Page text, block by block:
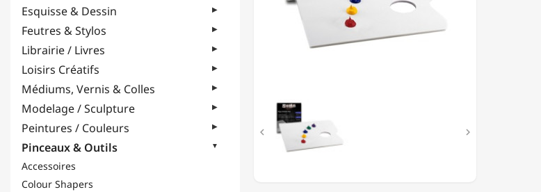
Esquisse & Dessin
Feutres & Stylos
Librairie / Livres
Loisirs Créatifs
Médiums, Vernis & Colles
Modelage / Sculpture
Peintures / Couleurs
Pinceaux & Outils
Accessoires
Colour Shapers
 